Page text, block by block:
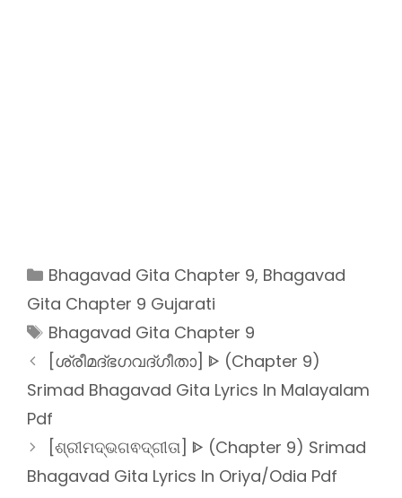
Categories
Bhagavad Gita Chapter 9, Bhagavad
Gita Chapter 9 Gujarati
Tags
Bhagavad Gita Chapter 9
[ശ്രീമദ്ഭഗവദ്ഗീതാ] ᐈ (Chapter 9)
Srimad Bhagavad Gita Lyrics In Malayalam
Pdf
[ଶ୍ରୀମଦ୍ଭଗଵଦ୍ଗୀତା] ᐈ (Chapter 9) Srimad
Bhagavad Gita Lyrics In Oriya/Odia Pdf